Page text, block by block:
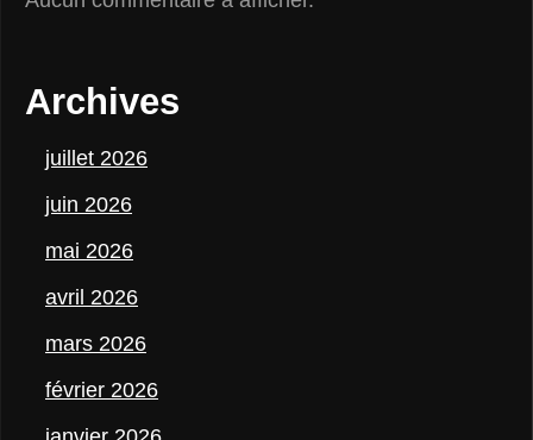
Facebook
Mastodon
Archives
juillet 2026
juin 2026
mai 2026
avril 2026
mars 2026
février 2026